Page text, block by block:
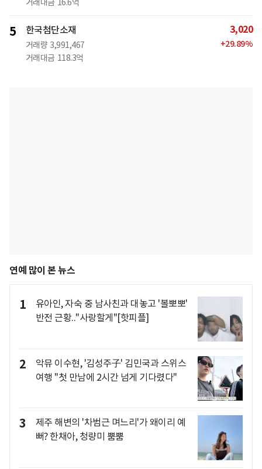
거래대금 16.6억
5 한국첨단소재
거래량 3,991,467
거래대금 118.3억
3,020
+29.89%
연예 많이 본 뉴스
1
유아인, 자숙 중 남사친과 대놓고 '볼뽀뽀'
반전 근황.."사랑할게"[핫피플]
2
악뮤 이수현, '김성주子' 김민국과 스위스
여행 "첫 만남에 2시간 넘게 기다렸다"
3
제주 해변의 '차범근 며느리'가 왜이리 예
뻐? 한채아, 청량미 뿜뿜